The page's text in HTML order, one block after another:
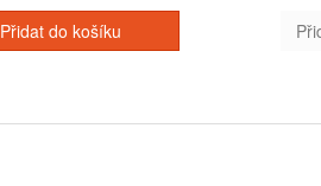
Přidat do košíku